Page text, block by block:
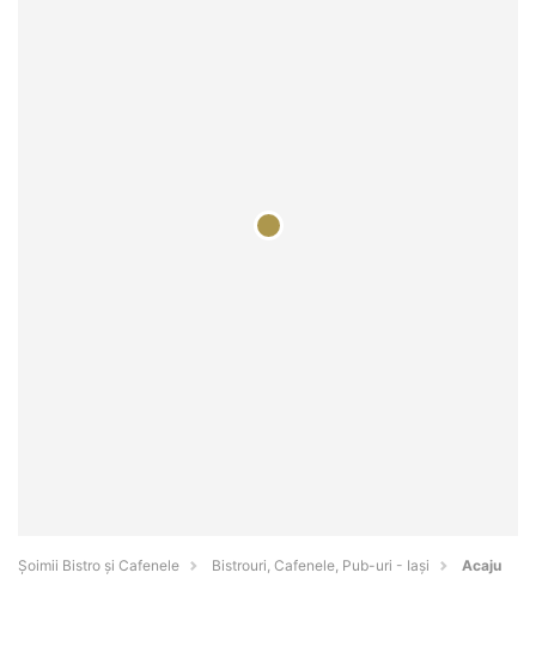
Șoimii Bistro și Cafenele Bistrouri, Cafenele, Pub-uri - Iaşi Acaju